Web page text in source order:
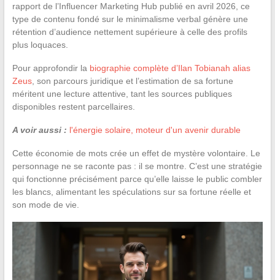
rapport de l’Influencer Marketing Hub publié en avril 2026, ce
type de contenu fondé sur le minimalisme verbal génère une
rétention d’audience nettement supérieure à celle des profils
plus loquaces.
Pour approfondir la biographie complète d’Ilan Tobianah alias
Zeus, son parcours juridique et l’estimation de sa fortune
méritent une lecture attentive, tant les sources publiques
disponibles restent parcellaires.
A voir aussi : l'énergie solaire, moteur d'un avenir durable
Cette économie de mots crée un effet de mystère volontaire. Le
personnage ne se raconte pas : il se montre. C’est une stratégie
qui fonctionne précisément parce qu’elle laisse le public combler
les blancs, alimentant les spéculations sur sa fortune réelle et
son mode de vie.